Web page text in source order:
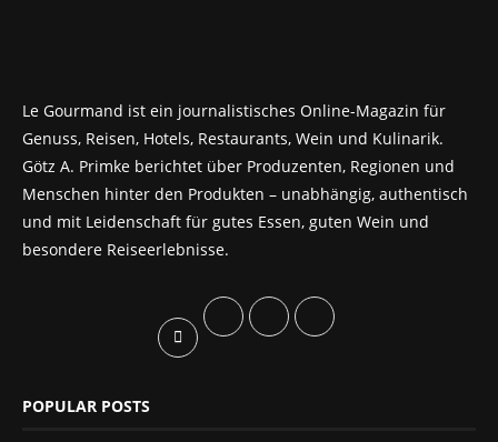
Le Gourmand ist ein journalistisches Online-Magazin für
Genuss, Reisen, Hotels, Restaurants, Wein und Kulinarik.
Götz A. Primke berichtet über Produzenten, Regionen und
Menschen hinter den Produkten – unabhängig, authentisch
und mit Leidenschaft für gutes Essen, guten Wein und
besondere Reiseerlebnisse.
POPULAR POSTS